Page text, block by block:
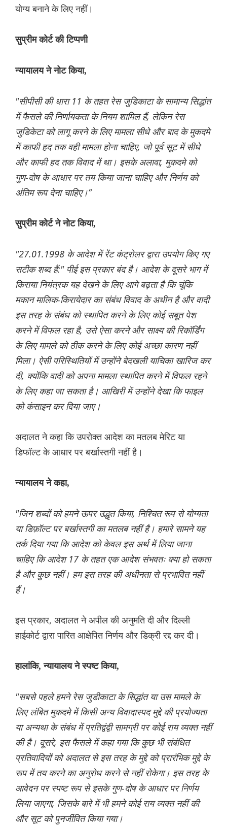
योग्य बनाने के लिए नहीं।
सुप्रीम कोर्ट की टिप्पणी
न्यायालय ने नोट किया,
"सीपीसी की धारा 11 के तहत रेस जुडिकाटा के सामान्य सिद्धांत
में फैसले की निर्णायकता के नियम शामिल हैं, लेकिन रेस
जुडिकेटा को लागू करने के लिए मामला सीधे और बाद के मुकदमे
में काफी हद तक वही मामला होना चाहिए, जो पूर्व सूट में सीधे
और काफी हद तक विवाद में था। इसके अलावा, मुकदमे को
गुण-दोष के आधार पर तय किया जाना चाहिए और निर्णय को
अंतिम रूप देना चाहिए।”
सुप्रीम कोर्ट ने नोट किया,
"27.01.1998 के आदेश में रेंट कंट्रोलर द्वारा उपयोग किए गए
सटीक शब्द हैं:" पीई इस प्रकार बंद है। आदेश के दूसरे भाग में
किराया नियंत्रक यह देखने के लिए आगे बढ़ता है कि चूंकि
मकान मालिक-किरायेदार का संबंध विवाद के अधीन है और वादी
इस तरह के संबंध को स्थापित करने के लिए कोई सबूत पेश
करने में विफल रहा है, उसे ऐसा करने और साक्ष्य की रिकॉर्डिंग
के लिए मामले को ठीक करने के लिए कोई अच्छा कारण नहीं
मिला। ऐसी परिस्थितियों में उन्होंने बेदखली याचिका खारिज कर
दी, क्योंकि वादी को अपना मामला स्थापित करने में विफल रहने
के लिए कहा जा सकता है। आखिरी में उन्होंने देखा कि फाइल
को कंसाइन कर दिया जाए।
अदालत ने कहा कि उपरोक्त आदेश का मतलब मेरिट या
डिफॉल्ट के आधार पर बर्खास्तगी नहीं है।
न्यायालय ने कहा,
"जिन शब्दों को हमने ऊपर उद्धृत किया, निश्चित रूप से योग्यता
या डिफ़ॉल्ट पर बर्खास्तगी का मतलब नहीं है। हमारे सामने यह
तर्क दिया गया कि आदेश को केवल इस अर्थ में लिया जाना
चाहिए कि आदेश 17 के तहत एक आदेश संभवतः क्या हो सकता
है और कुछ नहीं। हम इस तरह की अधीनता से प्रभावित नहीं
हैं।
इस प्रकार, अदालत ने अपील की अनुमति दी और दिल्ली
हाईकोर्ट द्वारा पारित आक्षेपित निर्णय और डिक्री रद्द कर दी।
हालांकि, न्यायालय ने स्पष्ट किया,
"सबसे पहले हमने रेस जुडीकाटा के सिद्धांत या उस मामले के
लिए लंबित मुकदमे में किसी अन्य विवादास्पद मुद्दे की प्रयोज्यता
या अन्यथा के संबंध में प्रतिद्वंद्वी सामग्री पर कोई राय व्यक्त नहीं
की है। दूसरे, इस फैसले में कहा गया कि कुछ भी संबंधित
प्रतिवादियों को अदालत से इस तरह के मुद्दे को प्रारंभिक मुद्दे के
रूप में तय करने का अनुरोध करने से नहीं रोकेगा। इस तरह के
आवेदन पर स्पष्ट रूप से इसके गुण-दोष के आधार पर निर्णय
लिया जाएगा, जिसके बारे में भी हमने कोई राय व्यक्त नहीं की
और सूट को पुनर्जीवित किया गया।